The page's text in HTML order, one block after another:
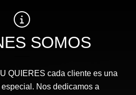
SOMOS
QUIERES cada cliente es una
Nos dedicamos a